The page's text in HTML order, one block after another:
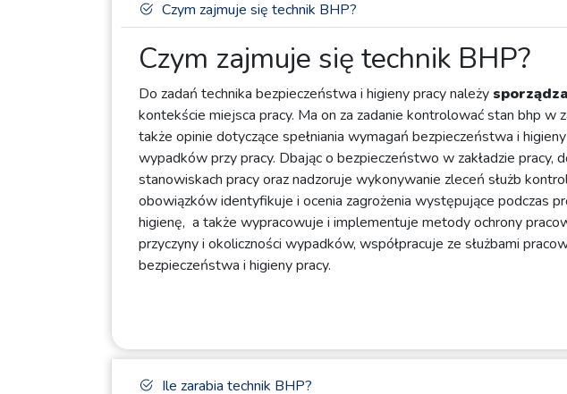
Czym zajmuje się technik BHP?
Czym zajmuje się technik BHP?
Do zadań technika bezpieczeństwa i higieny pracy należy
kontekście miejsca pracy. Ma on za zadanie kontrolować stan bhp w
także opinie dotyczące spełniania wymagań bezpieczeństwa i
wypadków przy pracy. Dbając o bezpieczeństwo w zakładzie
stanowiskach pracy oraz nadzoruje wykonywanie zleceń służb
obowiązków identyfikuje i ocenia zagrożenia występujące podczas
higienę, a także wypracowuje i implementuje metody ochrony
przyczyny i okoliczności wypadków, współpracuje ze służbami
bezpieczeństwa i higieny pracy.
Ile zarabia technik BHP?